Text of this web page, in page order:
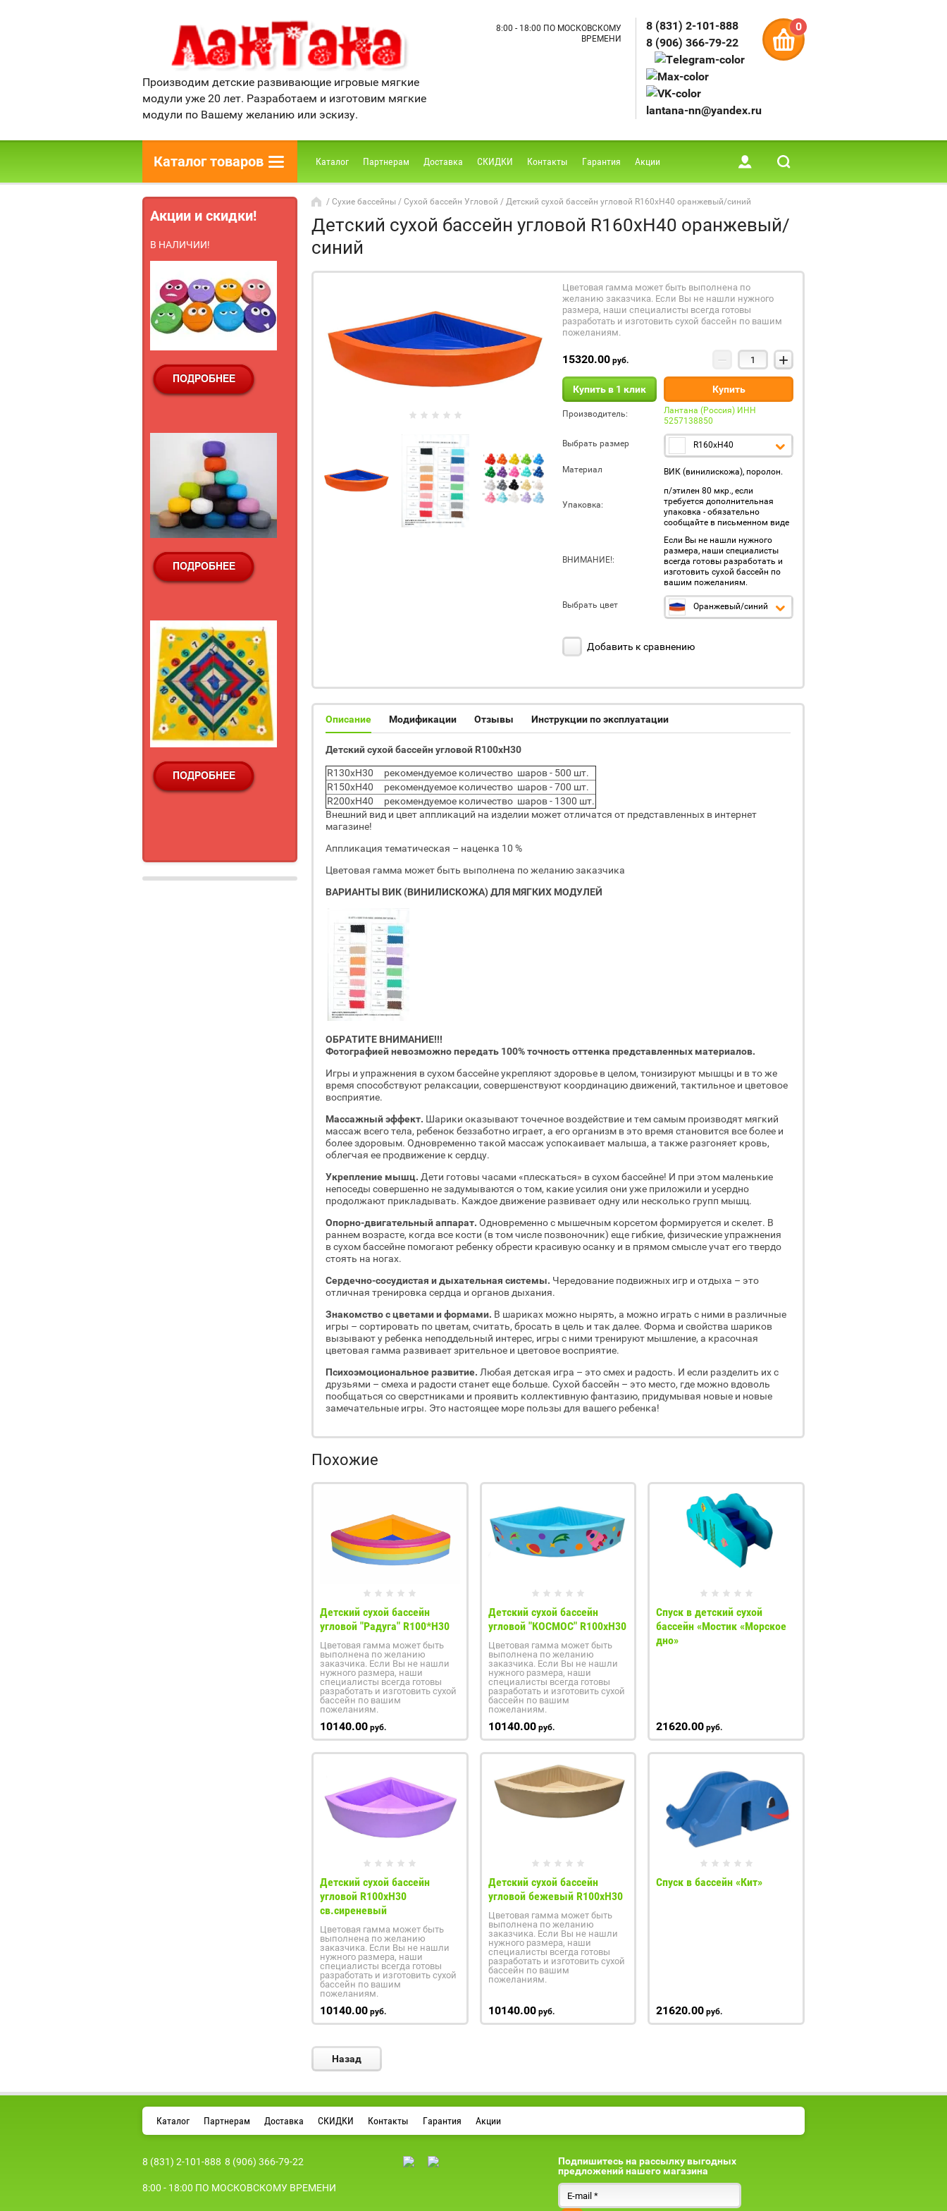
Производим детские развивающие игровые мягкие
модули уже 20 лет. Разработаем и изготовим мягкие
модули по Вашему желанию или эскизу.
8:00 - 18:00 ПО МОСКОВСКОМУ
ВРЕМЕНИ
8 (831) 2-101-888
8 (906) 366-79-22
lantana-nn@yandex.ru
0
Каталог товаров Каталог Партнерам Доставка СКИДКИ Контакты Гарантия Акции
Акции и скидки!
В НАЛИЧИИ!
/ Сухие бассейны / Сухой бассейн Угловой / Детский сухой бассейн угловой R160xH40 оранжевый/синий
Детский сухой бассейн угловой R160xH40 оранжевый/
синий
Цветовая гамма может быть выполнена по
желанию заказчика. Если Вы не нашли нужного
размера, наши специалисты всегда готовы
разработать и изготовить сухой бассейн по вашим
пожеланиям.
15320.00 руб. − +
Купить в 1 клик Купить
Производитель:
Лантана (Россия) ИНН
5257138850
Выбрать размер R160xH40
Материал ВИК (винилискожа), поролон.
Упаковка:
п/этилен 80 мкр., если
требуется дополнительная
упаковка - обязательно
сообщайте в письменном виде
ВНИМАНИЕ!:
Если Вы не нашли нужного
размера, наши специалисты
всегда готовы разработать и
изготовить сухой бассейн по
вашим пожеланиям.
Выбрать цвет Оранжевый/синий
Добавить к сравнению
Описание Модификации Отзывы Инструкции по эксплуатации
Детский сухой бассейн угловой R100xH30
R130xH30 рекомендуемое количество шаров - 500 шт.
R150xH40 рекомендуемое количество шаров - 700 шт.
R200xH40 рекомендуемое количество шаров - 1300 шт.
Внешний вид и цвет аппликаций на изделии может отличатся от представленных в интернет
магазине!
Аппликация тематическая – наценка 10 %
Цветовая гамма может быть выполнена по желанию заказчика
ВАРИАНТЫ ВИК (ВИНИЛИСКОЖА) ДЛЯ МЯГКИХ МОДУЛЕЙ
ОБРАТИТЕ ВНИМАНИЕ!!!
Фотографией невозможно передать 100% точность оттенка представленных материалов.
Игры и упражнения в сухом бассейне укрепляют здоровье в целом, тонизируют мышцы и в то же
время способствуют релаксации, совершенствуют координацию движений, тактильное и цветовое
восприятие.
Массажный эффект. Шарики оказывают точечное воздействие и тем самым производят мягкий
массаж всего тела, ребенок беззаботно играет, а его организм в это время становится все более и
более здоровым. Одновременно такой массаж успокаивает малыша, а также разгоняет кровь,
облегчая ее продвижение к сердцу.
Укрепление мышц. Дети готовы часами «плескаться» в сухом бассейне! И при этом маленькие
непоседы совершенно не задумываются о том, какие усилия они уже приложили и усердно
продолжают прикладывать. Каждое движение развивает одну или несколько групп мышц.
Опорно-двигательный аппарат. Одновременно с мышечным корсетом формируется и скелет. В
раннем возрасте, когда все кости (в том числе позвоночник) еще гибкие, физические упражнения
в сухом бассейне помогают ребенку обрести красивую осанку и в прямом смысле учат его твердо
стоять на ногах.
Сердечно-сосудистая и дыхательная системы. Чередование подвижных игр и отдыха – это
отличная тренировка сердца и органов дыхания.
Знакомство с цветами и формами. В шариках можно нырять, а можно играть с ними в различные
игры – сортировать по цветам, считать, бросать в цель и так далее. Форма и свойства шариков
вызывают у ребенка неподдельный интерес, игры с ними тренируют мышление, а красочная
цветовая гамма развивает зрительное и цветовое восприятие.
Психоэмоциональное развитие. Любая детская игра – это смех и радость. И если разделить их с
друзьями – смеха и радости станет еще больше. Сухой бассейн – это место, где можно вдоволь
пообщаться со сверстниками и проявить коллективную фантазию, придумывая новые и новые
замечательные игры. Это настоящее море пользы для вашего ребенка!
Похожие
Детский сухой бассейн
угловой "Радуга" R100*H30
Цветовая гамма может быть
выполнена по желанию
заказчика. Если Вы не нашли
нужного размера, наши
специалисты всегда готовы
разработать и изготовить сухой
бассейн по вашим
пожеланиям.
10140.00 руб.
Детский сухой бассейн
угловой "КОСМОС" R100xH30
Цветовая гамма может быть
выполнена по желанию
заказчика. Если Вы не нашли
нужного размера, наши
специалисты всегда готовы
разработать и изготовить сухой
бассейн по вашим
пожеланиям.
10140.00руб.
Спуск в детский сухой
бассейн «Мостик «Морское
дно»
21620.00 руб.
Детский сухой бассейн
угловой R100xH30
св.сиреневый
Цветовая гамма может быть
выполнена по желанию
заказчика. Если Вы не нашли
нужного размера, наши
специалисты всегда готовы
разработать и изготовить сухой
бассейн по вашим
пожеланиям.
10140.00 руб.
Детский сухой бассейн
угловой бежевый R100xH30
Цветовая гамма может быть
выполнена по желанию
заказчика. Если Вы не нашли
нужного размера, наши
специалисты всегда готовы
разработать и изготовить сухой
бассейн по вашим
пожеланиям.
10140.00руб.
Спуск в бассейн «Кит»
21620.00 руб.
Назад
Каталог Партнерам Доставка СКИДКИ Контакты Гарантия Акции
8 (831) 2-101-888 8 (906) 366-79-22
8:00 - 18:00 ПО МОСКОВСКОМУ ВРЕМЕНИ
Подпишитесь на рассылку выгодных
предложений нашего магазина